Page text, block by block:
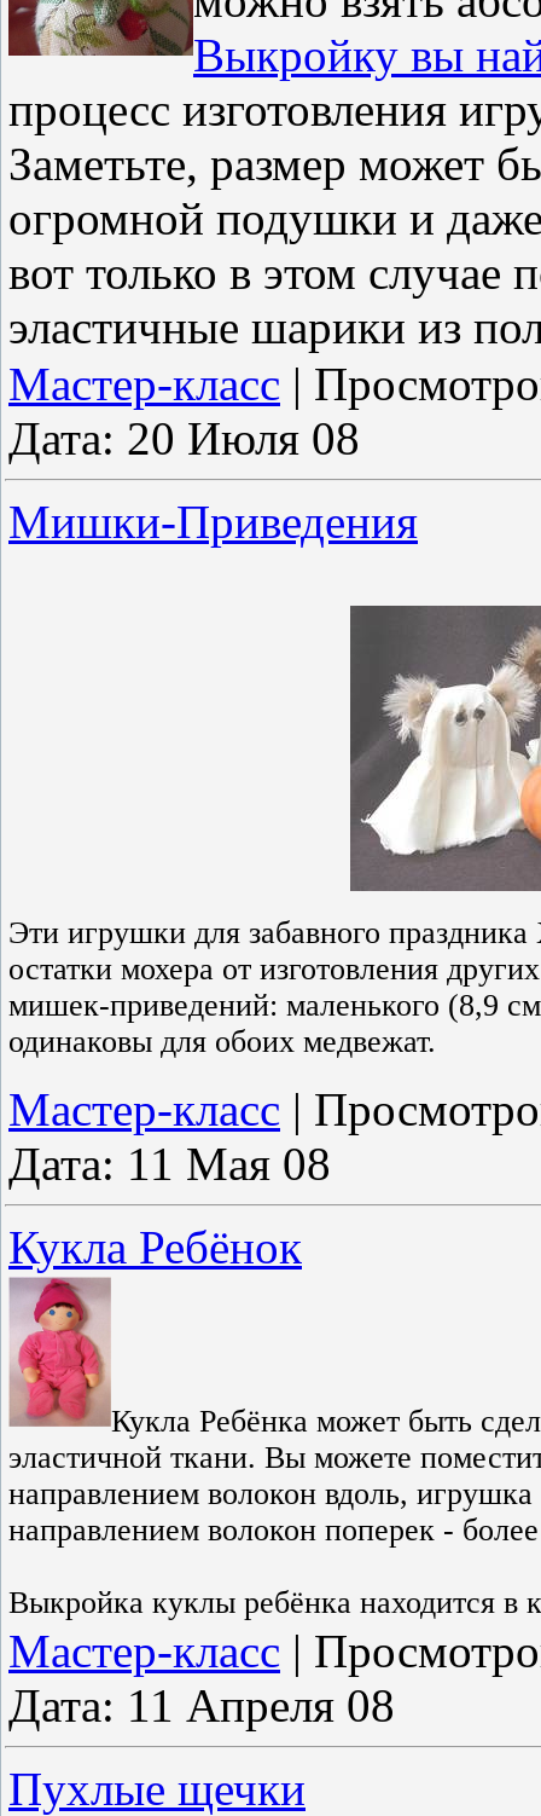
Выкройку вы
процесс изготовления
Заметьте, размер может
огромной подушки и
вот только в этом случае
эластичные шарики из
Мастер-класс |
Дата: 20 Июля 08
Мишки-Приведения
Эти игрушки для забавного праздника
остатки мохера от изготовления
мишек-приведений: маленького (8,9
одинаковы для обоих медвежат.
Мастер-класс |
Дата: 11 Мая 08
Кукла Ребёнок
Кукла Ребёнка может быть
эластичной ткани. Вы можете
направлением волокон вдоль,
направлением волокон поперек -
Выкройка куклы ребёнка находится в
Мастер-класс |
Дата: 11 Апреля 08
Пухлые щечки